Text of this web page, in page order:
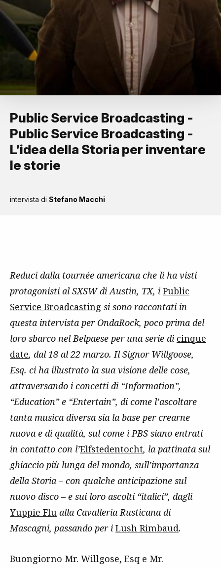
Public Service Broadcasting -
Public Service Broadcasting -
L’idea della Storia per inventare
le storie
intervista di Stefano Macchi
Reduci dalla tournée americana che li ha visti
protagonisti al SXSW di Austin, TX, i Public
Service Broadcasting si sono raccontati in
questa intervista per OndaRock, poco prima del
loro sbarco nel Belpaese per una serie di cinque
date, dal 18 al 22 marzo. Il Signor Willgoose,
Esq. ci ha illustrato la sua visione delle cose,
attraversando i concetti di “Information”,
“Education” e “Entertain”, di come l’ascoltare
tanta musica diversa sia la base per crearne
nuova e di qualità, sul come i PBS siano entrati
in contatto con l’Elfstedentocht, la pattinata sul
ghiaccio più lunga del mondo, sull’importanza
della Storia – con qualche anticipazione sul
nuovo disco – e sui loro ascolti “italici”, dagli
Yuppie Flu alla Cavalleria Rusticana di
Mascagni, passando per i Lush Rimbaud.
Buongiorno Mr. Willgose, Esq e Mr.